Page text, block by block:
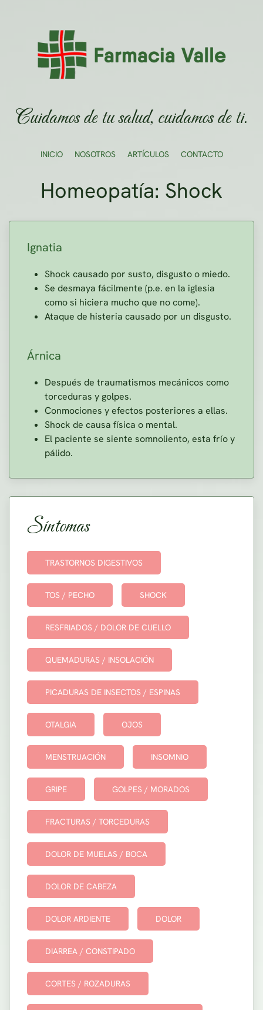
Ir al contenido principal
Cuidamos de tu salud, cuidamos de ti.
INICIO NOSOTROS ARTÍCULOS CONTACTO
Homeopatía: Shock
Ignatia
Shock causado por susto, disgusto o miedo.
Se desmaya fácilmente (p.e. en la iglesia
como si hiciera mucho que no come).
Ataque de histeria causado por un disgusto.
Árnica
Después de traumatismos mecánicos como
torceduras y golpes.
Conmociones y efectos posteriores a ellas.
Shock de causa física o mental.
El paciente se siente somnoliento, esta frío y
pálido.
Síntomas
TRASTORNOS DIGESTIVOS
TOS / PECHO SHOCK
RESFRIADOS / DOLOR DE CUELLO
QUEMADURAS / INSOLACIÓN
PICADURAS DE INSECTOS / ESPINAS
OTALGIA OJOS
MENSTRUACIÓN INSOMNIO
GRIPE GOLPES / MORADOS
FRACTURAS / TORCEDURAS
DOLOR DE MUELAS / BOCA
DOLOR DE CABEZA
DOLOR ARDIENTE DOLOR
DIARREA / CONSTIPADO
CORTES / ROZADURAS